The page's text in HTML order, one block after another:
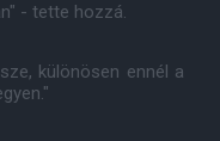
- tette hozzá.
különösen ennél a